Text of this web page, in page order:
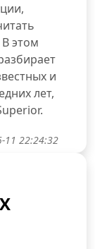
этом
и
лет,
11 22:24:32